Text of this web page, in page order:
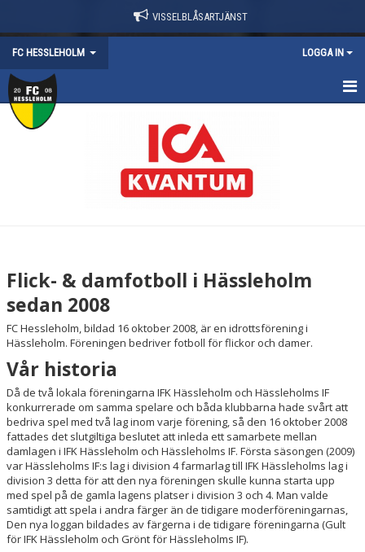
VISSELBLÅSARTJÄNST
FC HESSLEHOLM LOGGA IN
HEM
OM FÖRENINGEN
HISTORIA
STADGAR
SPELARUTBILDNINGSPLAN
VÅR VÄRDEGRUND
POLICYDOKUMENT
MEDLEMSINFORMATION
FÖRSÄKRING
Flick- & damfotboll i Hässleholm
sedan 2008
FC Hessleholm, bildad 16 oktober 2008, är en idrottsförening i
Hässleholm. Föreningen bedriver fotboll för flickor och damer.
Vår historia
Då de två lokala föreningarna IFK Hässleholm och Hässleholms IF
konkurrerade om samma spelare och båda klubbarna hade svårt att
bedriva spel med två lag inom varje förening, så den 16 oktober 2008
fattades det slutgiltiga beslutet att inleda ett samarbete mellan
damlagen i IFK Hässleholm och Hässleholms IF. Första säsongen (2009)
var Hässleholms IF:s lag i division 4 farmarlag till IFK Hässleholms lag i
division 3 detta för att den nya föreningen skulle kunna starta upp
med spel på de gamla lagens platser i division 3 och 4. Man valde
samtidigt att spela i andra färger än de tidigare moderföreningarnas,
Den nya loggan bildades av färgerna i de tidigare föreningarna (Gult
för IFK Hässleholm och Grönt för Hässleholms IF).